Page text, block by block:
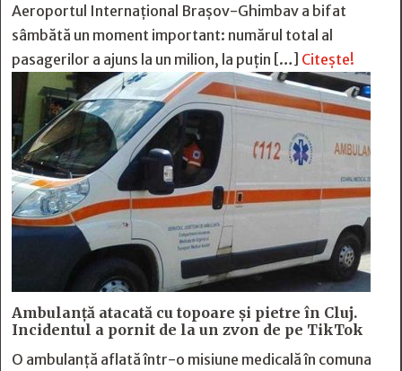
Aeroportul Internațional Brașov-Ghimbav a bifat
sâmbătă un moment important: numărul total al
pasagerilor a ajuns la un milion, la puțin […] Citește!
Ambulanță atacată cu topoare și pietre în Cluj.
Incidentul a pornit de la un zvon de pe TikTok
O ambulanță aflată într-o misiune medicală în comuna